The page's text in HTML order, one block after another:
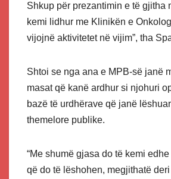
Shkup për prezantimin e të gjitha
kemi lidhur me Klinikën e
vijojnë aktivitetet në vijim”, tha
Shtoi se nga ana e MPB-së janë
masat që kanë ardhur si njohuri
bazë të urdhërave që janë
themelore publike.
“Me shumë gjasa do të kemi
që do të lëshohen, megjithatë